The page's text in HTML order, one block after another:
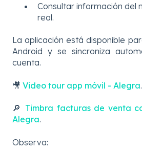
Consultar información del
real.
La aplicación está disponible
Android y se sincroniza
cuenta.
🎥 Video tour app móvil - Alegra.
🔎 Timbra facturas de venta
Alegra.
Observa: